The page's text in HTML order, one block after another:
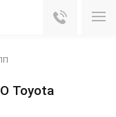
Toyota